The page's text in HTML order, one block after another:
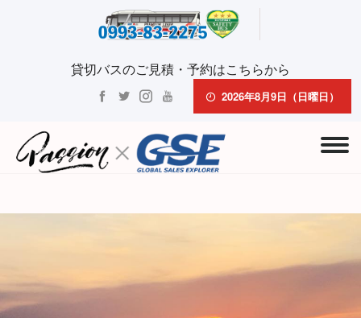
貸切バスのご見積・予約はこちらから
2026年8月9日（日曜日）